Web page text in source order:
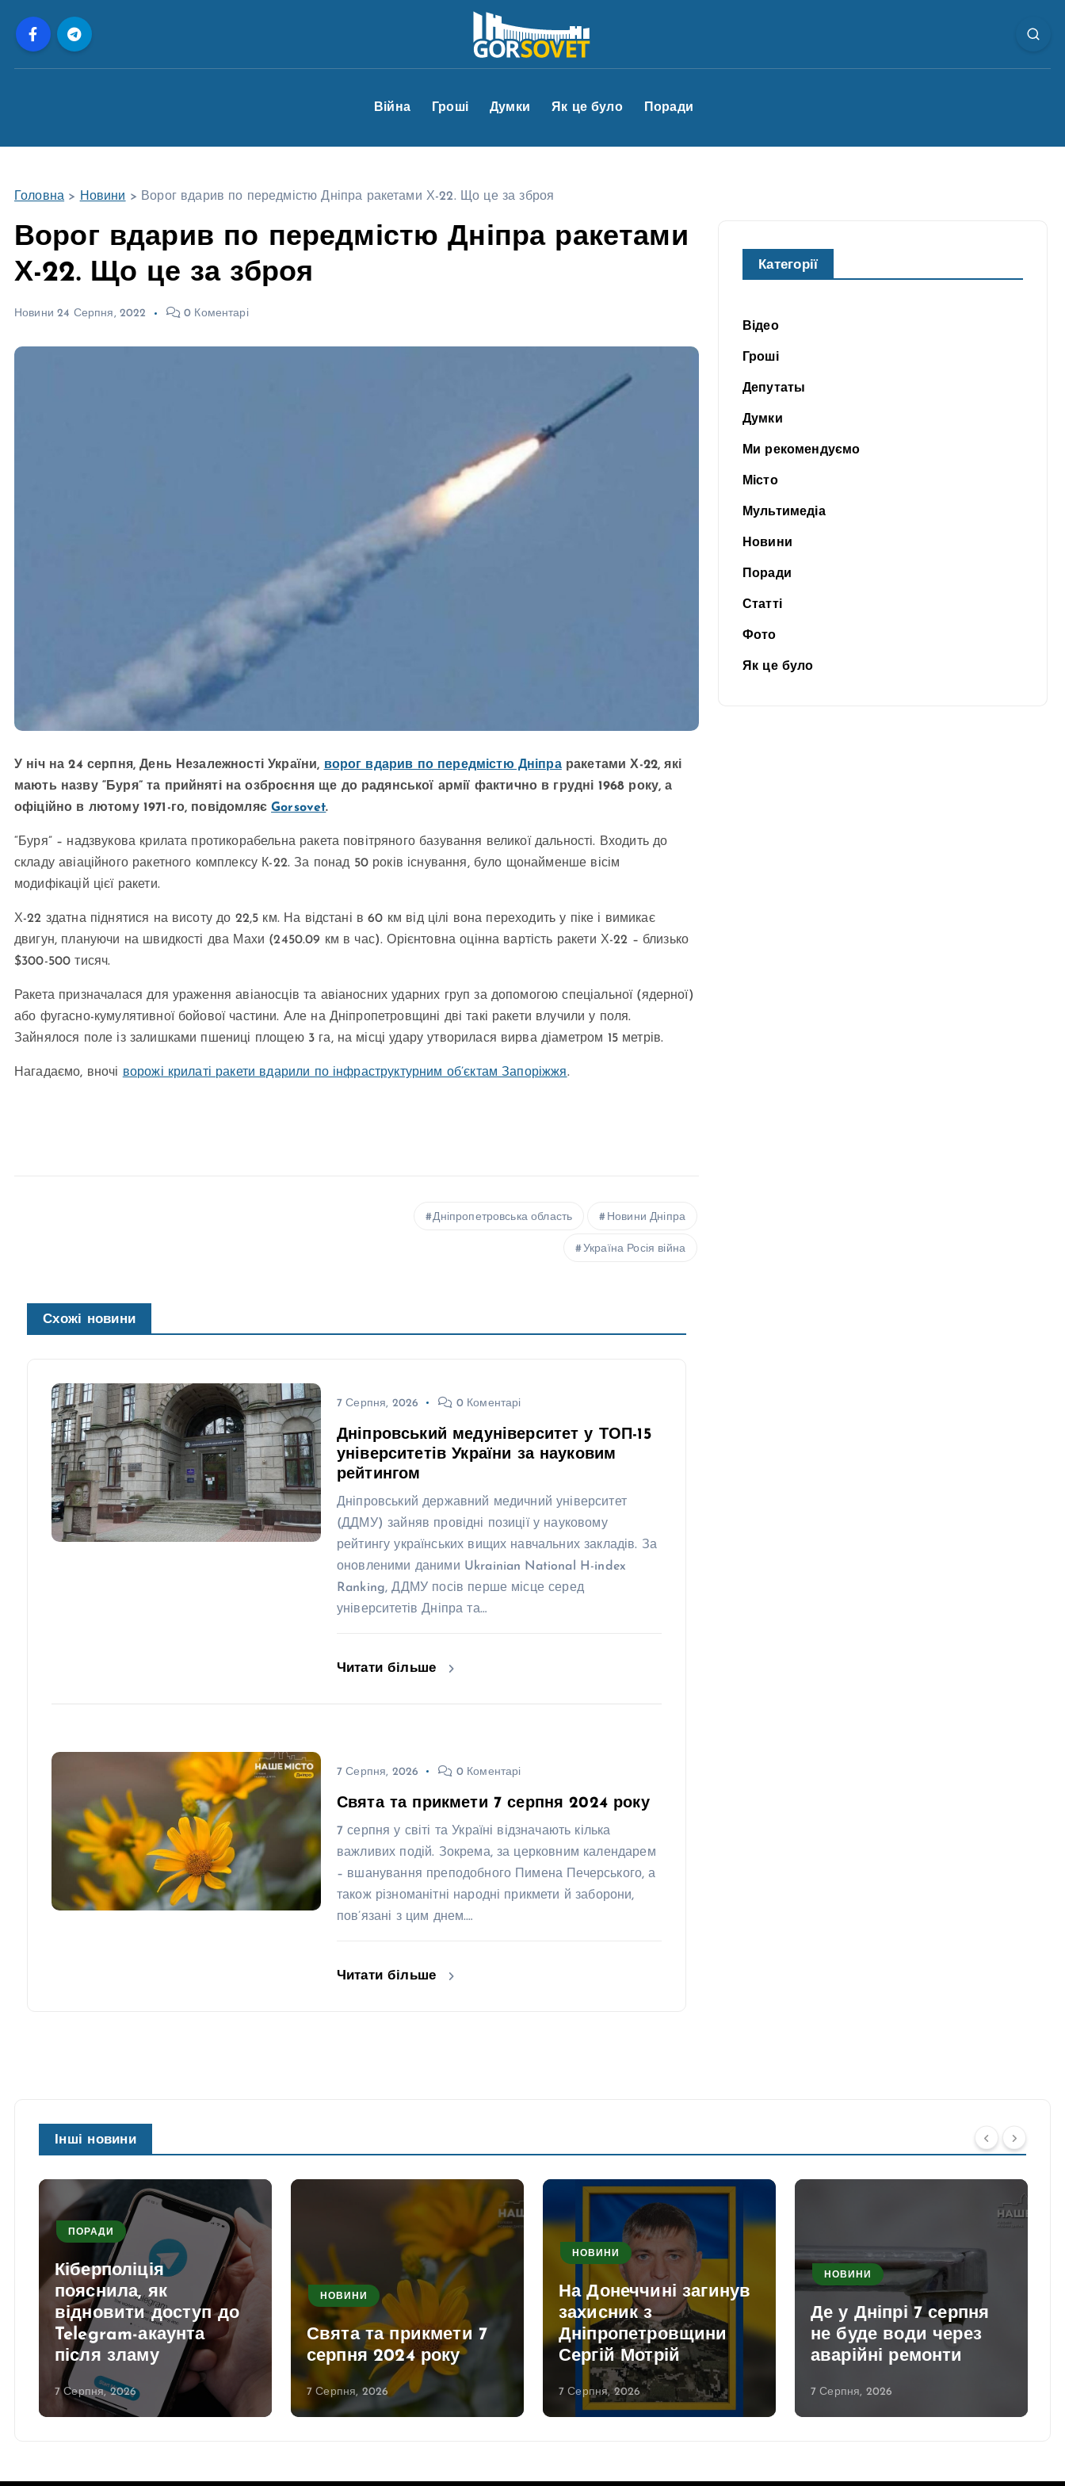
Війна Гроші Думки Як це було Поради
Головна > Новини > Ворог вдарив по передмістю Дніпра ракетами Х-22. Що це за зброя
Ворог вдарив по передмістю Дніпра ракетами
Х-22. Що це за зброя
Новини 24 Серпня, 2022 0 Коментарі
У ніч на 24 серпня, День Незалежності України, ворог вдарив по передмістю Дніпраракетами Х-22, які
мають назву “Буря” та прийняті на озброєння ще до радянської армії фактично в грудні 1968 року, а
офіційно в лютому 1971-го, повідомляєGorsovet.
“Буря” – надзвукова крилата протикорабельна ракета повітряного базування великої дальності. Входить до
складу авіаційного ракетного комплексу К-22. За понад 50 років існування, було щонайменше вісім
модифікацій цієї ракети.
Х-22 здатна піднятися на висоту до 22,5 км. На відстані в 60 км від цілі вона переходить у піке і вимикає
двигун, плануючи на швидкості два Махи (2450.09 км в час). Орієнтовна оцінна вартість ракети Х-22 – близько
$300-500 тисяч.
Ракета призначалася для ураження авіаносців та авіаносних ударних груп за допомогою спеціальної (ядерної)
або фугасно-кумулятивної бойової частини. Але на Дніпропетровщині дві такі ракети влучили у поля.
Зайнялося поле із залишками пшениці площею 3 га, на місці удару утворилася вирва діаметром 15 метрів.
Нагадаємо, вночі ворожі крилаті ракети вдарили по інфраструктурним об’єктам Запоріжжя.
Дніпропетровська область Новини Дніпра
Україна Росія війна
Схожі новини
7 Серпня, 2026 0 Коментарі
Дніпровський медуніверситет у ТОП-15
університетів України за науковим
рейтингом
Дніпровський державний медичний університет
(ДДМУ) зайняв провідні позиції у науковому
рейтингу українських вищих навчальних закладів. За
оновленими даними Ukrainian National H-index
Ranking, ДДМУ посів перше місце серед
університетів Дніпра та…
Читати більше
7 Серпня, 2026 0 Коментарі
Свята та прикмети 7 серпня 2024 року
7 серпня у світі та Україні відзначають кілька
важливих подій. Зокрема, за церковним календарем
– вшанування преподобного Пимена Печерського, а
також різноманітні народні прикмети й заборони,
пов’язані з цим днем.…
Читати більше
Категорії
Відео
Гроші
Депутаты
Думки
Ми рекомендуємо
Місто
Мультимедіа
Новини
Поради
Статті
Фото
Як це було
Інші новини
ПОРАДИ
Кіберполіція
пояснила, як
відновити доступ до
Telegram-акаунта
після зламу
7 Серпня, 2026
НОВИНИ
Свята та прикмети 7
серпня 2024 року
7 Серпня, 2026
НОВИНИ
На Донеччині загинув
захисник з
Дніпропетровщини
Сергій Мотрій
7 Серпня, 2026
НОВИНИ
Де у Дніпрі 7 серпня
не буде води через
аварійні ремонти
7 Серпня, 2026